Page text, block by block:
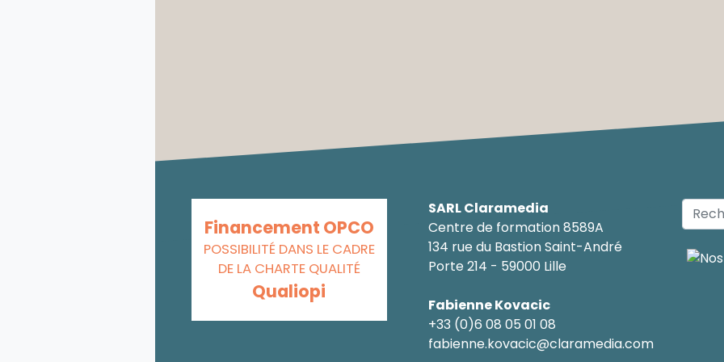
Financement OPCO
POSSIBILITÉ DANS LE CADRE
DE LA CHARTE QUALITÉ
Qualiopi
SARL Claramedia
Centre de formation 8589A
134 rue du Bastion Saint-André
Porte 214 - 59000 Lille
Fabienne Kovacic
+33 (0)6 08 05 01 08
fabienne.kovacic@claramedia.com